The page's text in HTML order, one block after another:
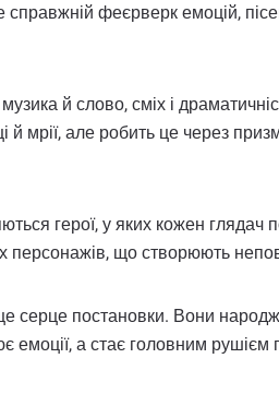
справжній феєрверк емоцій,
й слово, сміх і
мрії, але робить це через
герої, у яких кожен глядач
персонажів, що створюють
серце постановки. Вони
а стає головним рушієм